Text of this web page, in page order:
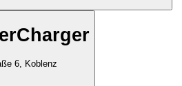
6, Koblenz